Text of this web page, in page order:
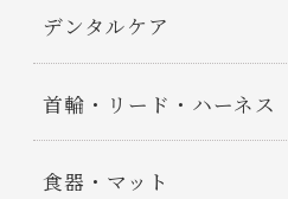
デンタルケア
首輪・リード・ハーネス
食器・マット